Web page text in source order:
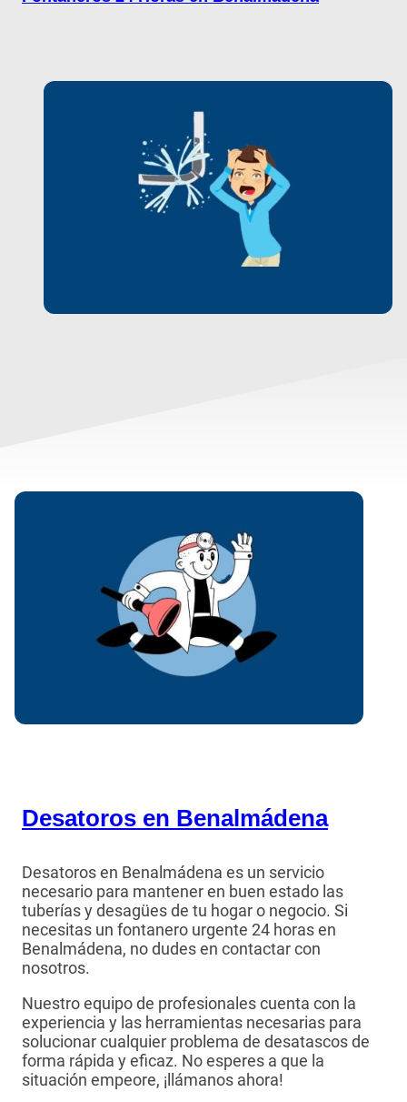
Desatoros en Benalmádena
Desatoros en Benalmádena es un servicio
necesario para mantener en buen estado las
tuberías y desagües de tu hogar o negocio. Si
necesitas un fontanero urgente 24 horas en
Benalmádena, no dudes en contactar con
nosotros.
Nuestro equipo de profesionales cuenta con la
experiencia y las herramientas necesarias para
solucionar cualquier problema de desatascos de
forma rápida y eficaz. No esperes a que la
situación empeore, ¡llámanos ahora!